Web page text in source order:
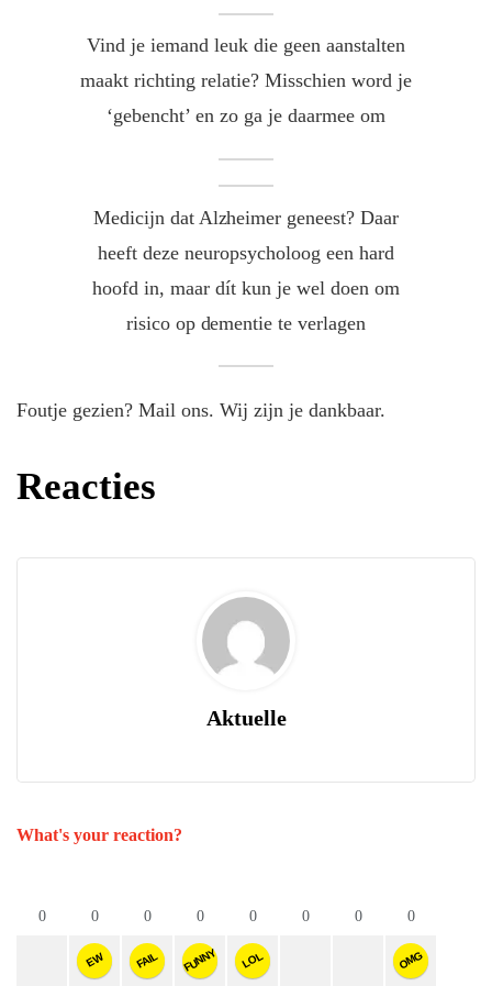
Vind je iemand leuk die geen aanstalten
maakt richting relatie? Misschien word je
‘gebencht’ en zo ga je daarmee om
Medicijn dat Alzheimer geneest? Daar
heeft deze neuropsycholoog een hard
hoofd in, maar dít kun je wel doen om
risico op dementie te verlagen
Foutje gezien? Mail ons. Wij zijn je dankbaar.
Reacties
Aktuelle
What's your reaction?
0 0
EW
0
FAIL
0
FUNNY
0
LOL
0 0 0
OMG